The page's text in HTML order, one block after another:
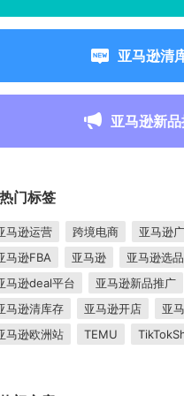
亚马逊清
亚马逊新
热门标签
马逊运营 跨境电商 亚马逊
马逊FBA
亚马逊 亚马逊选品
马逊deal平台
亚马逊新品推广
马逊清库存
亚马逊开店
亚
马逊欧洲站
TEMU